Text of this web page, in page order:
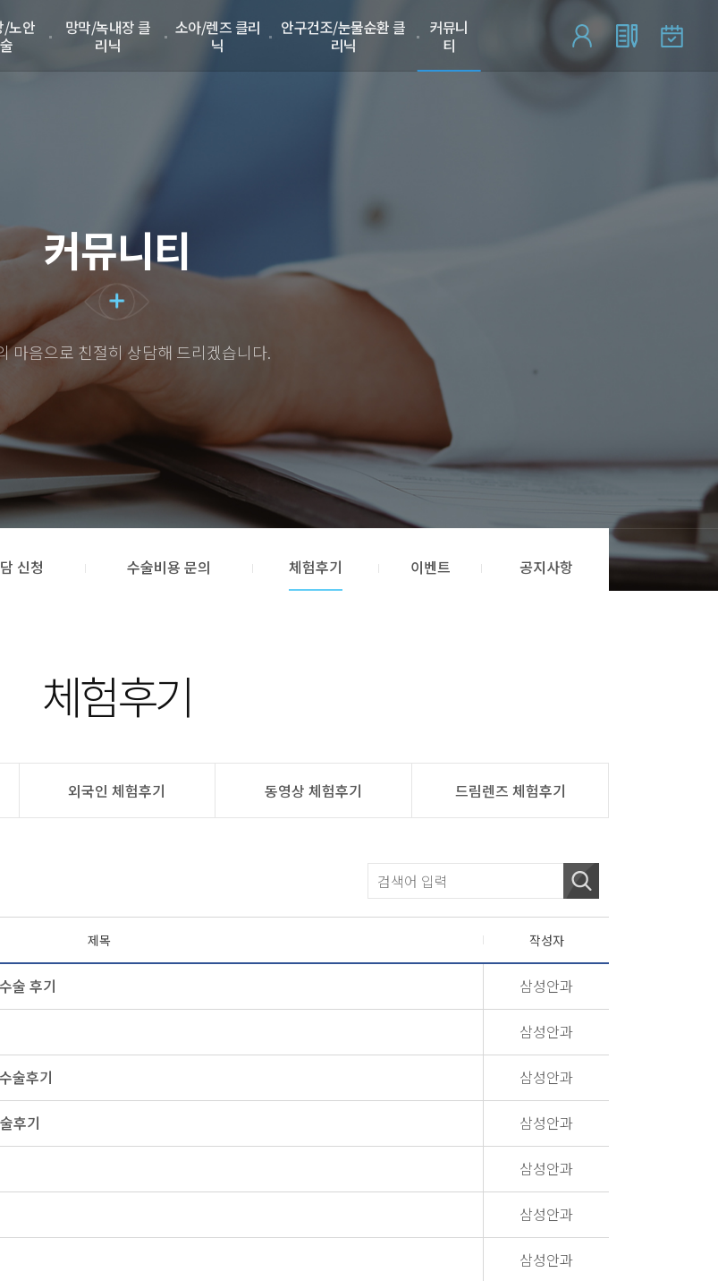
/노안
망막/녹내장 클
리닉
소아/렌즈 클리
닉
안구건조/눈물순환 클
리닉
커뮤니
티
커뮤니티
마음으로 친절히 상담해 드리겠습니다.
신청 수술비용 문의 체험후기 이벤트 공지사항
체험후기
외국인 체험후기 동영상 체험후기 드림렌즈 체험후기
제목 작성자
술 후기 삼성안과
삼성안과
술후기 삼성안과
후기 삼성안과
삼성안과
삼성안과
삼성안과